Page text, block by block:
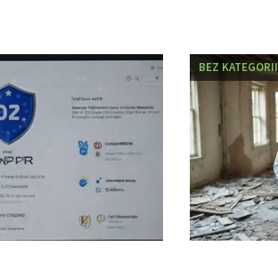
BEZ KATEGORII